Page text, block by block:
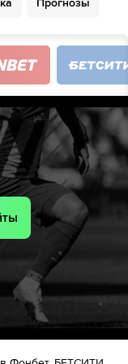
Кристанте
El Aynaoui
Челик
Ренш
Коне
Venturino
Прогнозы